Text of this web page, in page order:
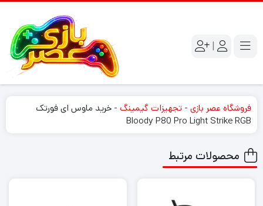
|
فروشگاه عصر بازی - تجهیزات گیمینگ - خرید ماوس ای فورتک
Bloody P80 Pro Light Strike RGB
محصولات مرتبط